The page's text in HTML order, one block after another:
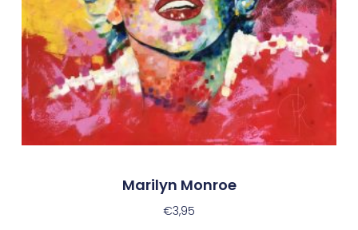
Marilyn Monroe
€3,95